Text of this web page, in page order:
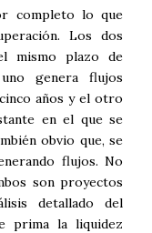
completo lo que
Los dos
mismo plazo de
genera flujos
años y el otro
en el que se
obvio que, se
flujos. No
son proyectos
detallado del
prima la liquidez